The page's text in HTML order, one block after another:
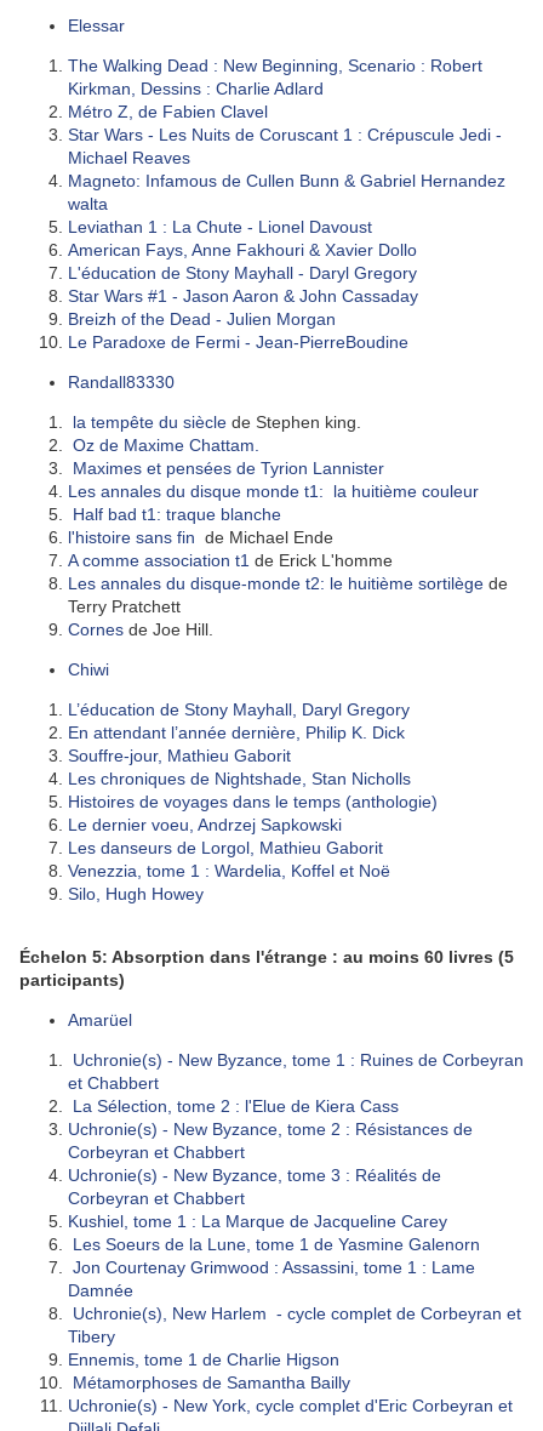
Elessar
The Walking Dead : New Beginning, Scenario : Robert
Kirkman, Dessins : Charlie Adlard
Métro Z, de Fabien Clavel
Star Wars - Les Nuits de Coruscant 1 : Crépuscule Jedi -
Michael Reaves
Magneto: Infamous de Cullen Bunn & Gabriel Hernandez
walta
Leviathan 1 : La Chute - Lionel Davoust
American Fays, Anne Fakhouri & Xavier Dollo
L'éducation de Stony Mayhall - Daryl Gregory
Star Wars #1 - Jason Aaron & John Cassaday
Breizh of the Dead - Julien Morgan
Le Paradoxe de Fermi - Jean-PierreBoudine
Randall83330
la tempête du siècle de Stephen king.
Oz de Maxime Chattam.
Maximes et pensées de Tyrion Lannister
Les annales du disque monde t1: la huitième couleur
Half bad t1: traque blanche
l'histoire sans fin de Michael Ende
A comme association t1 de Erick L'homme
Les annales du disque-monde t2: le huitième sortilège de
Terry Pratchett
Cornes de Joe Hill.
Chiwi
L’éducation de Stony Mayhall, Daryl Gregory
En attendant l’année dernière, Philip K. Dick
Souffre-jour, Mathieu Gaborit
Les chroniques de Nightshade, Stan Nicholls
Histoires de voyages dans le temps (anthologie)
Le dernier voeu, Andrzej Sapkowski
Les danseurs de Lorgol, Mathieu Gaborit
Venezzia, tome 1 : Wardelia, Koffel et Noë
Silo, Hugh Howey
Échelon 5: Absorption dans l'étrange : au moins 60 livres (5
participants)
Amarüel
Uchronie(s) - New Byzance, tome 1 : Ruines de Corbeyran
et Chabbert
La Sélection, tome 2 : l'Elue de Kiera Cass
Uchronie(s) - New Byzance, tome 2 : Résistances de
Corbeyran et Chabbert
Uchronie(s) - New Byzance, tome 3 : Réalités de
Corbeyran et Chabbert
Kushiel, tome 1 : La Marque de Jacqueline Carey
Les Soeurs de la Lune, tome 1 de Yasmine Galenorn
Jon Courtenay Grimwood : Assassini, tome 1 : Lame
Damnée
Uchronie(s), New Harlem - cycle complet de Corbeyran et
Tibery
Ennemis, tome 1 de Charlie Higson
Métamorphoses de Samantha Bailly
Uchronie(s) - New York, cycle complet d'Eric Corbeyran et